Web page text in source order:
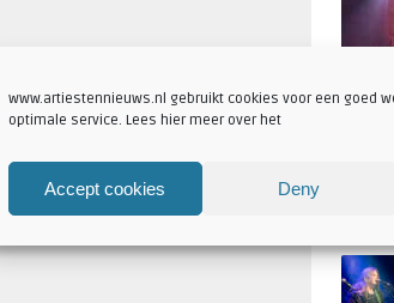
www.artiestennieuws.nl gebruikt cookies voor een goed
optimale service. Lees hier meer over het
Accept cookies Deny